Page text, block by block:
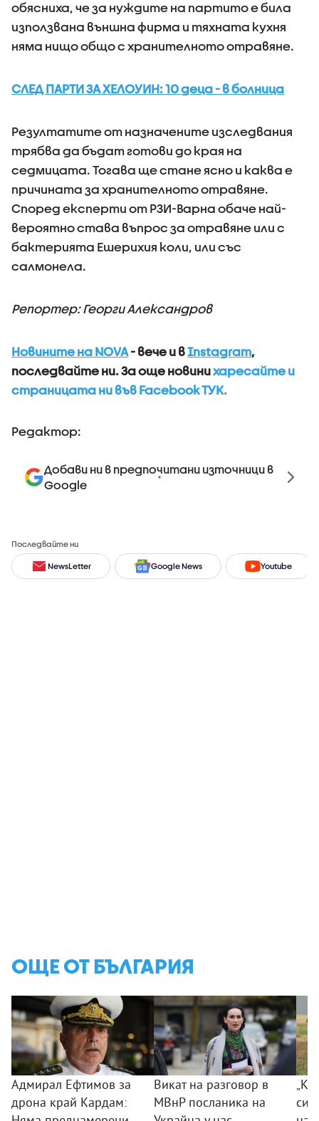
обясниха, че за нуждите на партито е била
използвана външна фирма и тяхната кухня
няма нищо общо с хранителното отравяне.
СЛЕД ПАРТИ ЗА ХЕЛОУИН: 10 деца - в болница
Резултатите от назначените изследвания
трябва да бъдат готови до края на
седмицата. Тогава ще стане ясно и каква е
причината за хранителното отравяне.
Според експерти от РЗИ-Варна обаче най-
вероятно става въпрос за отравяне или с
бактерията Ешерихия коли, или със
салмонела.
Репортер: Георги Александров
Новините на NOVA- вече и вInstagram,
последвайте ни.За още новинихаресайте и
страницата ни във Facebook ТУК.
Редактор:
Добави ни в предпочитани източници в
Google
Последвайте ни
NewsLetter Google News Youtube
ОЩЕ ОТ БЪЛГАРИЯ
Адмирал Ефтимов за
дрона край Кардам:
Викат на разговор в
МВнР посланика на